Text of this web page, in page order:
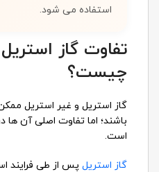
استفاده می شود.
تفاوت گاز
چیست؟
گاز استریل و غیر استریل
باشند؛ اما تفاوت اصلی آن ها
است.
گاز استریل پس از طی فرایند